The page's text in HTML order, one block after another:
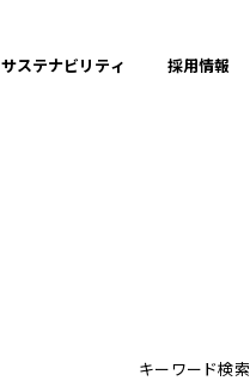
サステナビリティ 採用情報
キーワード検索